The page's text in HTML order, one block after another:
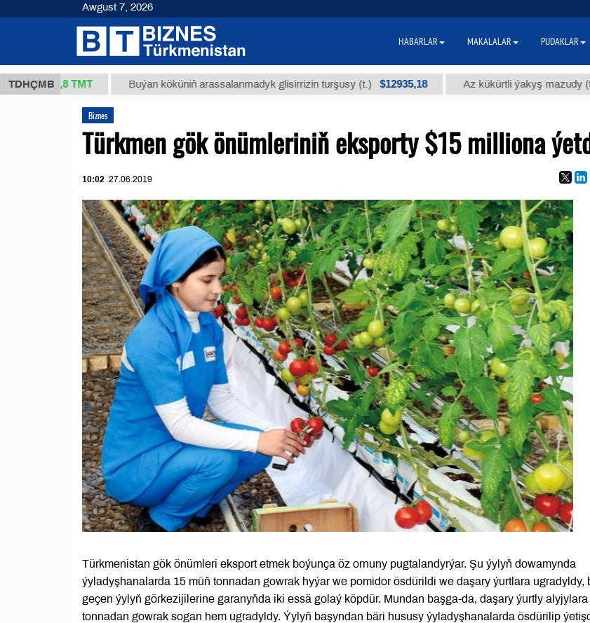
TDHÇMB
37,8 ТМТ Buýan köküniň arassalanmadyk glisirrizin turşusy (t.) $12935,18 Az kükürtli ýakyş mazudy (t.)
Biznes
Türkmen gök önümleriniň eksporty $15 milliona
10:02 27.06.2019
Türkmenistan gök önümleri eksport etmek boýunça öz ornuny pugtalandyrýar. Şu ýylyň dowamynda
ýyladyşhanalarda 15 müň tonnadan gowrak hyýar we pomidor ösdürildi we daşary ýurtlara ugradyldy,
geçen ýylyň görkezijilerine garanyňda iki essä golaý köpdür. Mundan başga-da, daşary ýurtly alyjylara
tonnadan gowrak sogan hem ugradyldy. Ýylyň başyndan bäri hususy ýyladyşhanalarda ösdürilip
Awgust 7, 2026
HABARLAR MAKALALAR PUDAKLAR